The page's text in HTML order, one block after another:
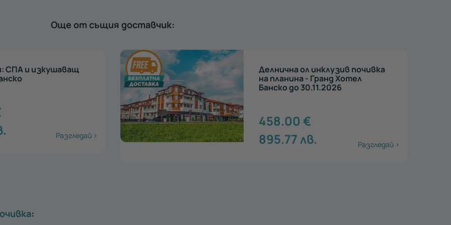
Още от същия доставчик:
инклузив почивка
Гранд Хотел
Релакс ден: СПА и изкушаващ
бюфет - Банско
79.21лв.
: